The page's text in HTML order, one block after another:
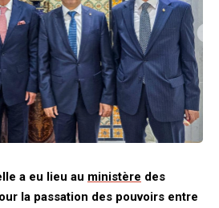
a eu lieu au ministère des
la passation des pouvoirs entre